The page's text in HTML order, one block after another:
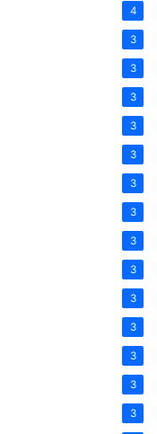
4
3
3
3
3
3
3
3
3
3
3
3
3
3
3